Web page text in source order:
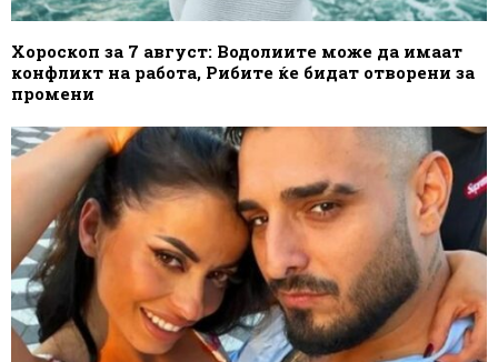
Хороскоп за 7 август: Водолиите може да имаат
конфликт на работа, Рибите ќе бидат отворени за
промени